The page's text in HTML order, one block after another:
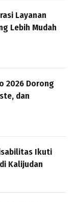
Layanan
Lebih Mudah
2026 Dorong
dan
Ikuti
Kalijudan